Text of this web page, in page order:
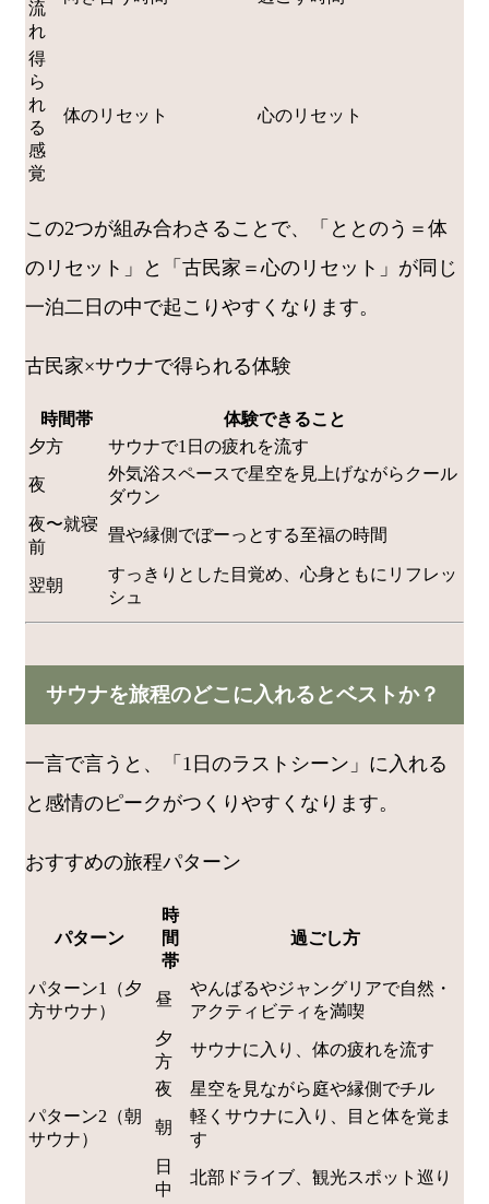
流
れ
得
ら
れ
る
感
覚
体のリセット 心のリセット
この2つが組み合わさることで、「ととのう＝体
のリセット」と「古民家＝心のリセット」が同じ
一泊二日の中で起こりやすくなります。
古民家×サウナで得られる体験
時間帯
体験できること
夕方
サウナで1日の疲れを流す
夜
外気浴スペースで星空を見上げながらクール
ダウン
夜〜就寝
前
畳や縁側でぼーっとする至福の時間
翌朝
すっきりとした目覚め、心身ともにリフレッ
シュ
サウナを旅程のどこに入れるとベストか？
一言で言うと、「1日のラストシーン」に入れる
と感情のピークがつくりやすくなります。
おすすめの旅程パターン
パターン
時
間
帯
過ごし方
パターン1（夕
方サウナ）
昼
やんばるやジャングリアで自然・
アクティビティを満喫
夕
方
サウナに入り、体の疲れを流す
夜
星空を見ながら庭や縁側でチル
パターン2（朝
サウナ）
朝
軽くサウナに入り、目と体を覚ま
す
日
中
北部ドライブ、観光スポット巡り